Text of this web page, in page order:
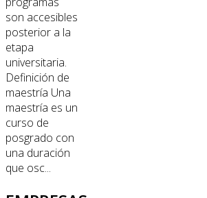
son accesibles
posterior a la
etapa
universitaria.
Definición de
maestría Una
maestría es un
curso de
posgrado con
una duración
que osc...